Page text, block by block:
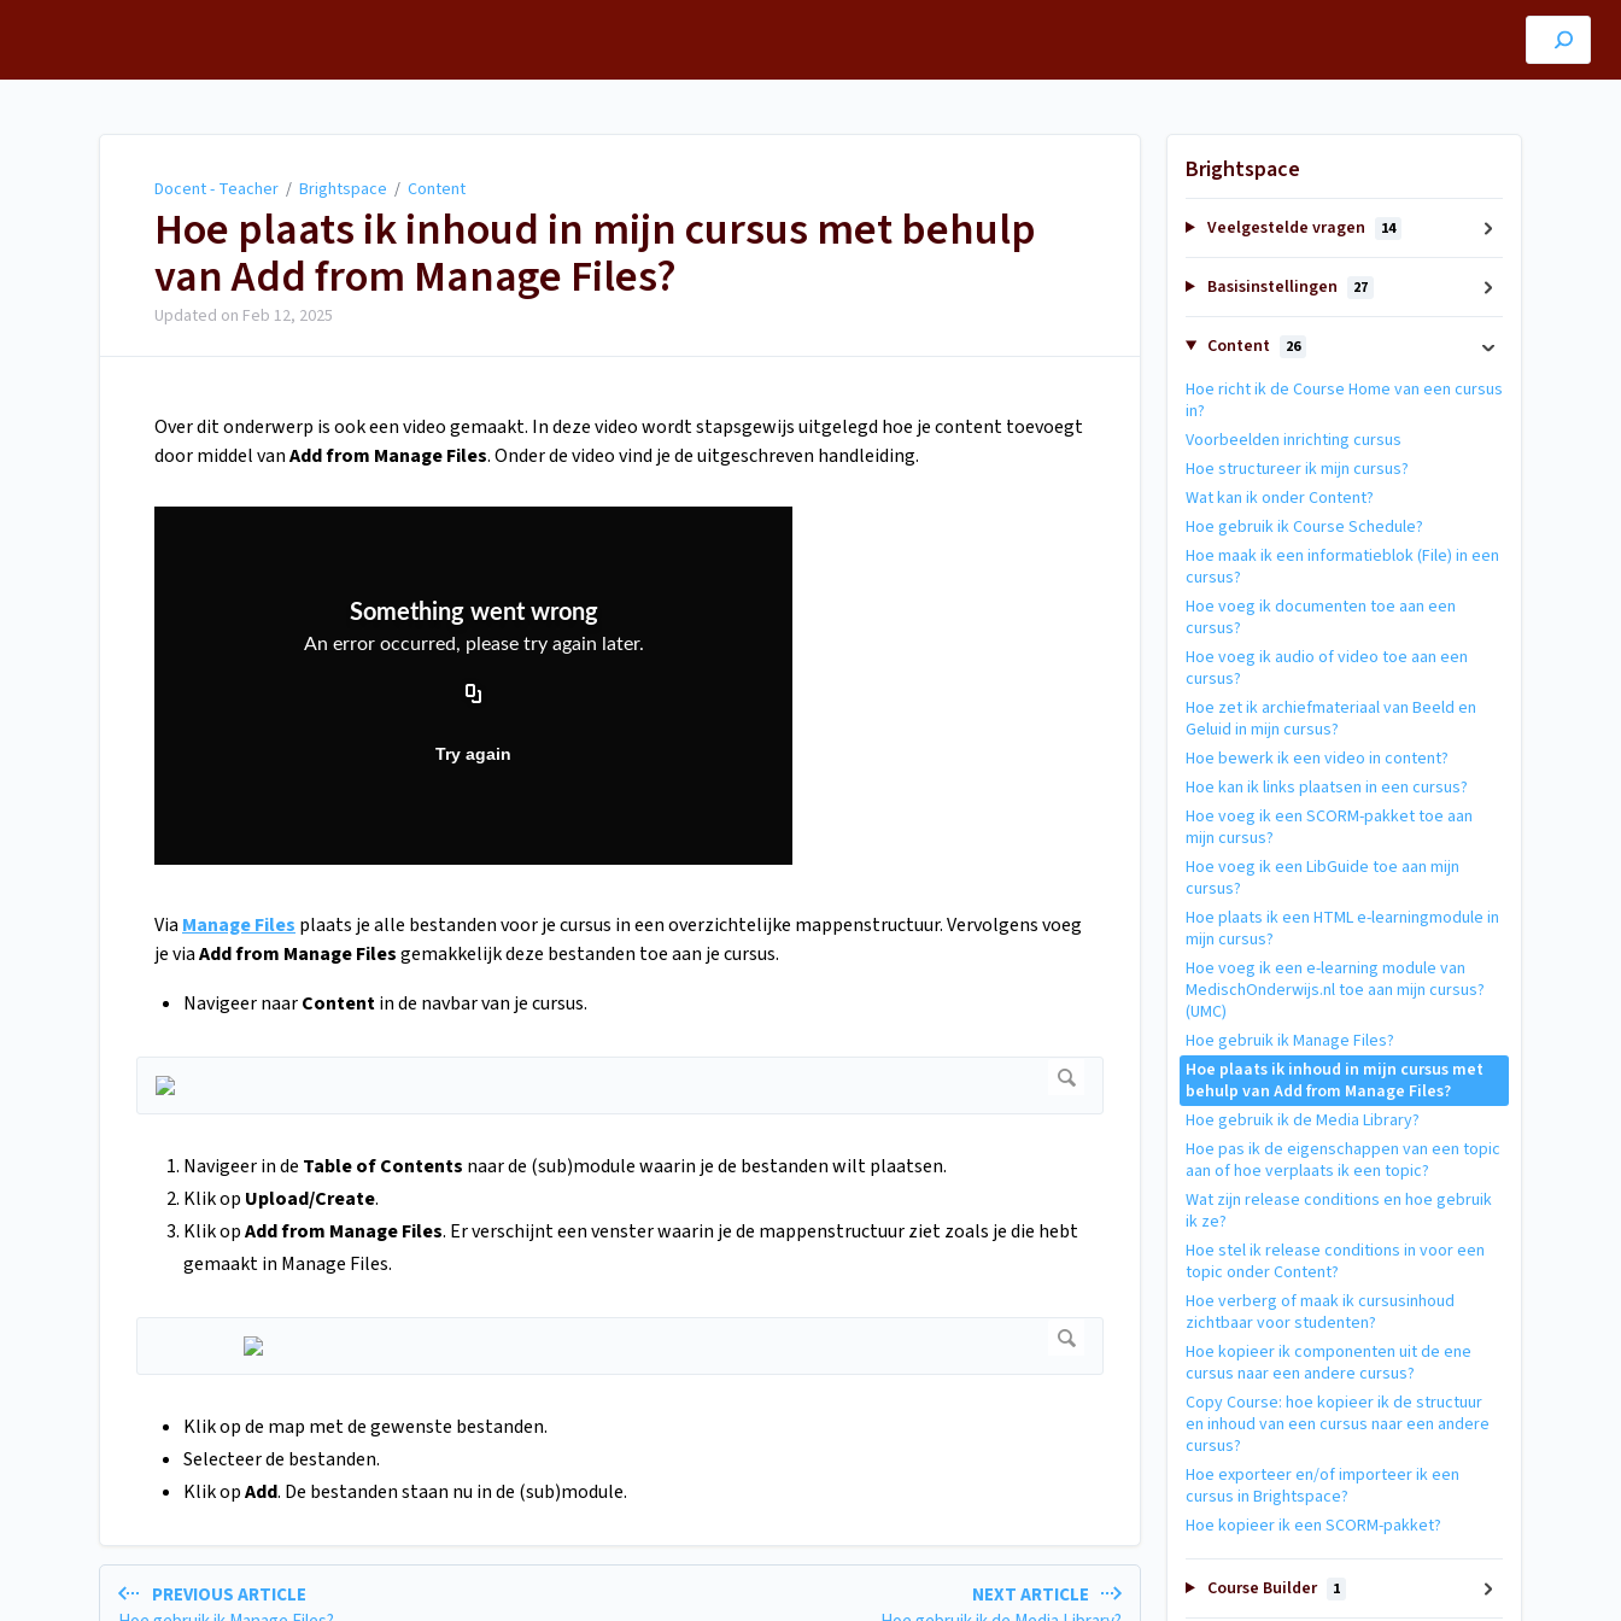
Docent - Teacher / Brightspace / Content
Hoe plaats ik inhoud in mijn cursus met behulp
van Add from Manage Files?
Updated on Feb 12, 2025
Over dit onderwerp is ook een video gemaakt. In deze video wordt stapsgewijs uitgelegd hoe je content toevoegt
door middel vanAdd from Manage Files. Onder de video vind je de uitgeschreven handleiding.
Via Manage Files plaats je alle bestanden voor je cursus in een overzichtelijke mappenstructuur. Vervolgens voeg
je viaAdd from Manage Filesgemakkelijk deze bestanden toe aan je cursus.
Navigeer naarContentin de navbar van je cursus.
Navigeer in de Table of Contents naar de (sub)module waarin je de bestanden wilt plaatsen.
Klik op Upload/Create.
Klik opAdd from Manage Files. Er verschijnt een venster waarin je de mappenstructuur ziet zoals je die hebt
gemaakt in Manage Files.
Klik op de map met de gewenste bestanden.
Selecteer de bestanden.
Klik opAdd. De bestanden staan nu in de (sub)module.
PREVIOUS ARTICLE
NEXT ARTICLE
Brightspace
Veelgestelde vragen 14
Basisinstellingen 27
Content 26
Hoe richt ik de Course Home van een cursus
in?
Voorbeelden inrichting cursus
Hoe structureer ik mijn cursus?
Wat kan ik onder Content?
Hoe gebruik ik Course Schedule?
Hoe maak ik een informatieblok (File) in een
cursus?
Hoe voeg ik documenten toe aan een
cursus?
Hoe voeg ik audio of video toe aan een
cursus?
Hoe zet ik archiefmateriaal van Beeld en
Geluid in mijn cursus?
Hoe bewerk ik een video in content?
Hoe kan ik links plaatsen in een cursus?
Hoe voeg ik een SCORM-pakket toe aan
mijn cursus?
Hoe voeg ik een LibGuide toe aan mijn
cursus?
Hoe plaats ik een HTML e-learningmodule in
mijn cursus?
Hoe voeg ik een e-learning module van
MedischOnderwijs.nl toe aan mijn cursus?
(UMC)
Hoe gebruik ik Manage Files?
Hoe plaats ik inhoud in mijn cursus met
behulp van Add from Manage Files?
Hoe gebruik ik de Media Library?
Hoe pas ik de eigenschappen van een topic
aan of hoe verplaats ik een topic?
Wat zijn release conditions en hoe gebruik
ik ze?
Hoe stel ik release conditions in voor een
topic onder Content?
Hoe verberg of maak ik cursusinhoud
zichtbaar voor studenten?
Hoe kopieer ik componenten uit de ene
cursus naar een andere cursus?
Copy Course: hoe kopieer ik de structuur
en inhoud van een cursus naar een andere
cursus?
Hoe exporteer en/of importeer ik een
cursus in Brightspace?
Hoe kopieer ik een SCORM-pakket?
Course Builder 1